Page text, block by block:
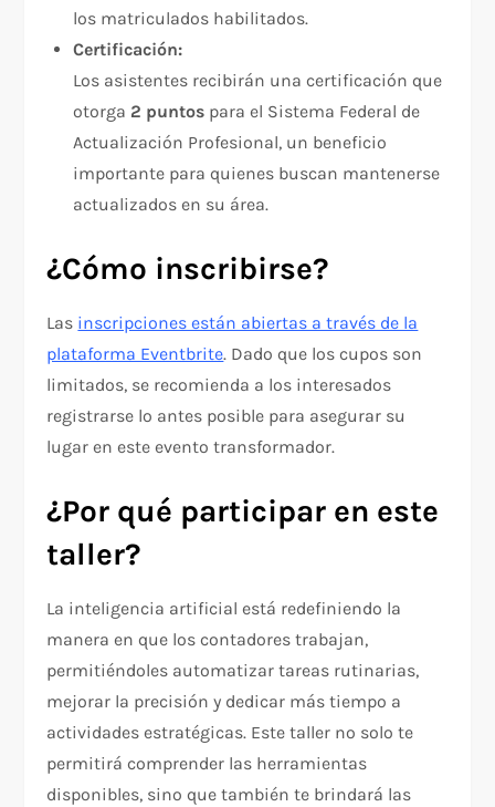
los matriculados habilitados.
Certificación:
Los asistentes recibirán una certificación que
otorga 2 puntos para el Sistema Federal de
Actualización Profesional, un beneficio
importante para quienes buscan mantenerse
actualizados en su área.
¿Cómo inscribirse?
Las inscripciones están abiertas a través de la
plataforma Eventbrite. Dado que los cupos son
limitados, se recomienda a los interesados
registrarse lo antes posible para asegurar su
lugar en este evento transformador.
¿Por qué participar en este
taller?
La inteligencia artificial está redefiniendo la
manera en que los contadores trabajan,
permitiéndoles automatizar tareas rutinarias,
mejorar la precisión y dedicar más tiempo a
actividades estratégicas. Este taller no solo te
permitirá comprender las herramientas
disponibles, sino que también te brindará las